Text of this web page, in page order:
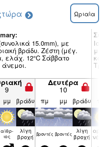
τώρα Ωριαία
15.0mm), με
βράδυ. Ζέστη (μέγ.
ελάχ. 12°C Σάββατο
9
Δευτέρα
10
μμ βράδυ πμ μμ βράδυ
αίθρ­
ιος
λίγη
βροχή βρον­τές βρον­τές λίγη
βροχή